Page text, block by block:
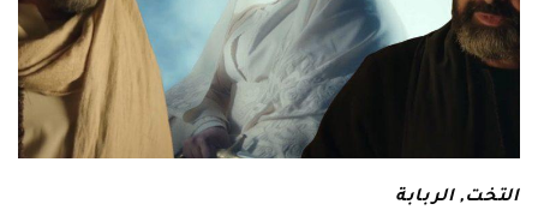
التخت,الربابة